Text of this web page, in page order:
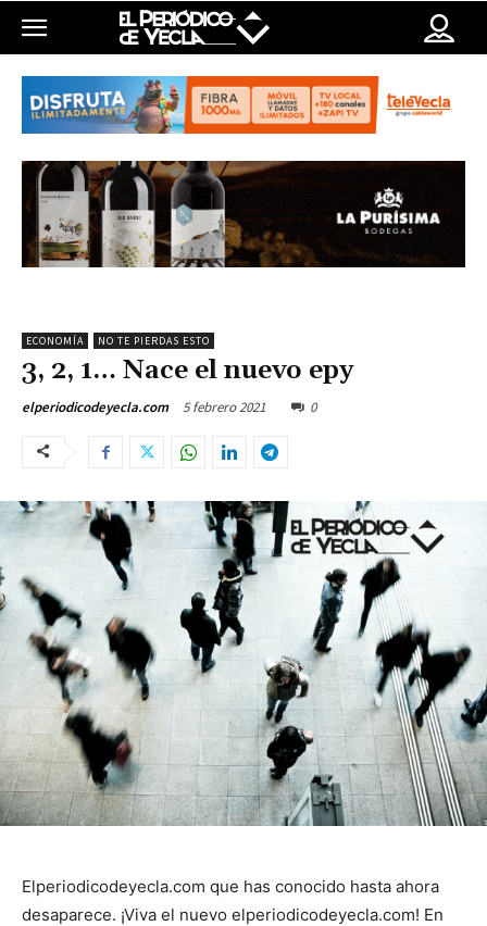
ECONOMÍA NO TE PIERDAS ESTO
3, 2, 1… Nace el nuevo epy
elperiodicodeyecla.com 5 febrero 2021 0
Elperiodicodeyecla.com que has conocido hasta ahora
desaparece. ¡Viva el nuevo elperiodicodeyecla.com! En